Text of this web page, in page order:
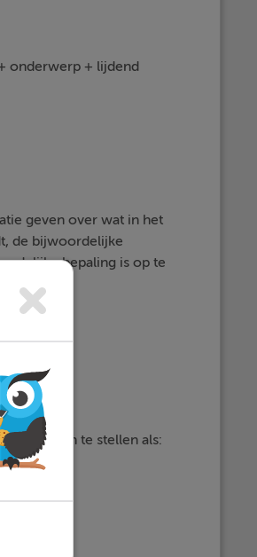
onderwerp + lijdend
geven over wat in het
de bijwoordelijke
bepaling is op te
vragen te stellen als: